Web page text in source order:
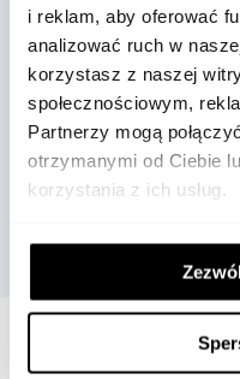
i reklam, aby oferować
analizować ruch w
korzystasz z naszej
społecznościowym,
Partnerzy mogą
otrzymanymi od Ciebie
korzystania z ich usług.
827459-9088
57 150 zł